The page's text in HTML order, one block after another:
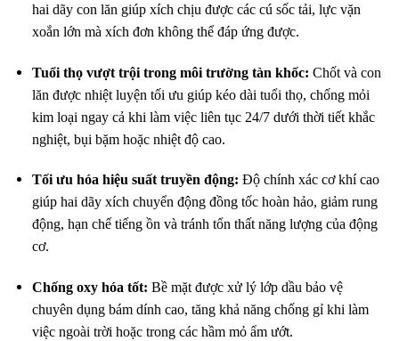
hai dãy con lăn giúp xích chịu được các cú sốc tải, lực vặn
xoắn lớn mà xích đơn không thể đáp ứng được.
Tuổi thọ vượt trội trong môi trường tàn khốc: Chốt và con
lăn được nhiệt luyện tối ưu giúp kéo dài tuổi thọ, chống mỏi
kim loại ngay cả khi làm việc liên tục 24/7 dưới thời tiết khắc
nghiệt, bụi bặm hoặc nhiệt độ cao.
Tối ưu hóa hiệu suất truyền động: Độ chính xác cơ khí cao
giúp hai dãy xích chuyển động đồng tốc hoàn hảo, giảm rung
động, hạn chế tiếng ồn và tránh tổn thất năng lượng của động
cơ.
Chống oxy hóa tốt: Bề mặt được xử lý lớp dầu bảo vệ
chuyên dụng bám dính cao, tăng khả năng chống gỉ khi làm
việc ngoài trời hoặc trong các hầm mỏ ẩm ướt.